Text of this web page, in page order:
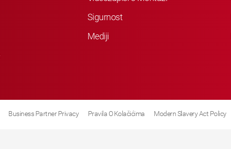
Sigurnost
Mediji
Business Partner Privacy Pravila O Kolačićima Modern Slavery Act Policy